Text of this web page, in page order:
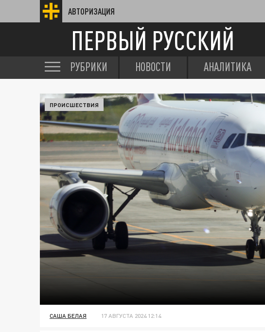
АВТОРИЗАЦИЯ
ПЕРВЫЙ РУССКИЙ
РУБРИКИ НОВОСТИ АНАЛИТИКА
ПРОИСШЕСТВИЯ
САША БЕЛАЯ 17 АВГУСТА 2024 12:14